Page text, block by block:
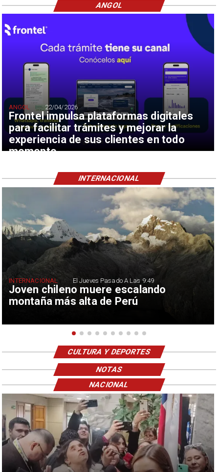
Frontel impulsa plataformas digitales
para facilitar trámites y mejorar la
experiencia de sus clientes en todo
momento
ANGOL 22/04/2026
ANGOL
Joven chileno muere escalando
montaña más alta de Perú
INTERNACIONAL El Jueves Pasado A Las 9:49
INTERNACIONAL
CULTURA Y DEPORTES
NOTAS
NACIONAL